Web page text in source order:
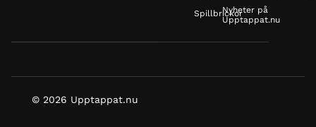
SpillbrickorNyheter på
Upptappat.nu
© 2026 Upptappat.nu